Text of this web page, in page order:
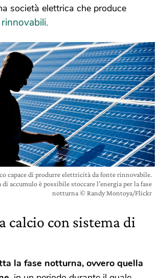
società elettrica che produce
capace di produrre elettricità da fonte rinnovabile.
accumulo è possibile stoccare l’energia per la fase
notturna © Randy Montoya/Flickr
calcio con sistema di
la fase notturna, ovvero quella